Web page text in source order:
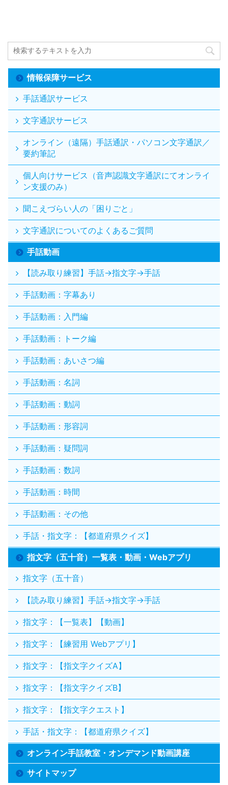
情報保障サービス
手話通訳サービス
文字通訳サービス
オンライン（遠隔）手話通訳・パソコン文字通訳／
要約筆記
個人向けサービス（音声認識文字通訳にてオンライ
ン支援のみ）
聞こえづらい人の「困りごと」
文字通訳についてのよくあるご質問
手話動画
【読み取り練習】手話→指文字→手話
手話動画：字幕あり
手話動画：入門編
手話動画：トーク編
手話動画：あいさつ編
手話動画：名詞
手話動画：動詞
手話動画：形容詞
手話動画：疑問詞
手話動画：数詞
手話動画：時間
手話動画：その他
手話・指文字：【都道府県クイズ】
指文字（五十音）一覧表・動画・Webアプリ
指文字（五十音）
【読み取り練習】手話→指文字→手話
指文字：【一覧表】【動画】
指文字：【練習用 Webアプリ】
指文字：【指文字クイズA】
指文字：【指文字クイズB】
指文字：【指文字クエスト】
手話・指文字：【都道府県クイズ】
オンライン手話教室・オンデマンド動画講座
サイトマップ